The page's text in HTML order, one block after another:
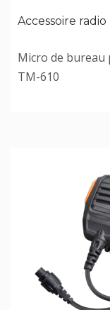
Accessoire
Micro de
TM-610